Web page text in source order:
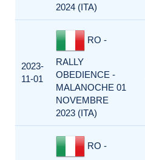
2024 (ITA)
2023-
11-01
RO -
RALLY
OBEDIENCE -
MALANOCHE 01
NOVEMBRE
2023 (ITA)
RO -